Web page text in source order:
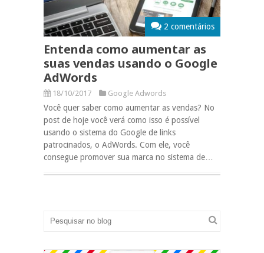
2 comentários
Entenda como aumentar as
suas vendas usando o Google
AdWords
18/10/2017 Google Adwords
Você quer saber como aumentar as vendas? No
post de hoje você verá como isso é possível
usando o sistema do Google de links
patrocinados, o AdWords. Com ele, você
consegue promover sua marca no sistema de…